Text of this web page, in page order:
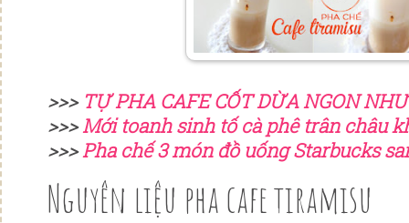
>>> TỰ PHA CAFE CỐT DỪA NGON
>>>Mới toanh sinh tố cà phê trân châu
>>>Pha chế 3 món đồ uống Starbucks
Nguyên liệu pha cafe tiramisu